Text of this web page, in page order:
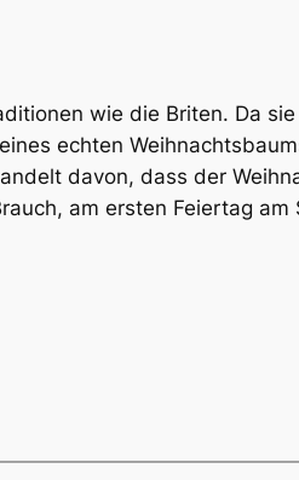
wie die Briten. Da
echten
davon, dass der
am ersten Feiertag am